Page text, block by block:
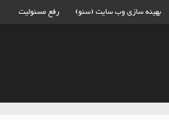
بهینه سازی وب سایت (سئو) رفع مسئولیت